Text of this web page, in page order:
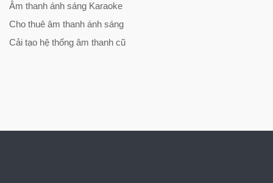
Âm thanh ánh sáng Karaoke
Cho thuê âm thanh ánh sáng
Cải tạo hệ thống âm thanh cũ